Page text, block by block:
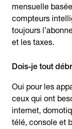
mensuelle
compteurs
toujours
et les taxes.
Dois-je tout
Oui pour les
ceux qui ont
internet,
télé, console et